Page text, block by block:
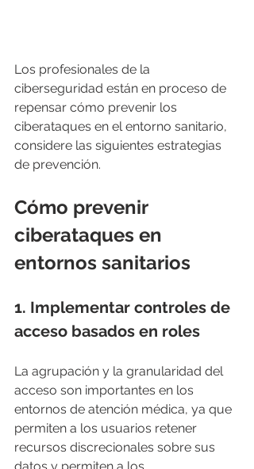
Los profesionales de la
ciberseguridad están en proceso de
repensar cómo prevenir los
ciberataques en el entorno sanitario,
considere las siguientes estrategias
de prevención.
Cómo prevenir
ciberataques en
entornos sanitarios
1. Implementar controles de
acceso basados ​​en roles
La agrupación y la granularidad del
acceso son importantes en los
entornos de atención médica, ya que
permiten a los usuarios retener
recursos discrecionales sobre sus